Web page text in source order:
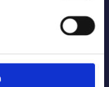
für den